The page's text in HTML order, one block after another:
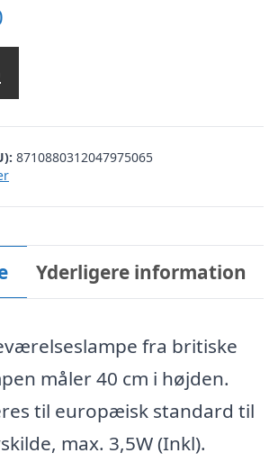
8710880312047975065
Yderligere information
fra britiske
måler 40 cm i højden.
til europæisk standard til
max. 3,5W (Inkl).